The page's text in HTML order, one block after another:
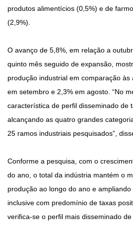
produtos alimentícios (0,5%) e de
(2,9%).
O avanço de 5,8%, em relação a
quinto mês seguido de expansão,
produção industrial em comparação às
em setembro e 2,3% em agosto. “No
característica de perfil disseminado de
alcançando as quatro grandes
25 ramos industriais pesquisados”,
Conforme a pesquisa, com o
do ano, o total da indústria mantém o
produção ao longo do ano e
inclusive com predomínio de taxas
verifica-se o perfil mais disseminado